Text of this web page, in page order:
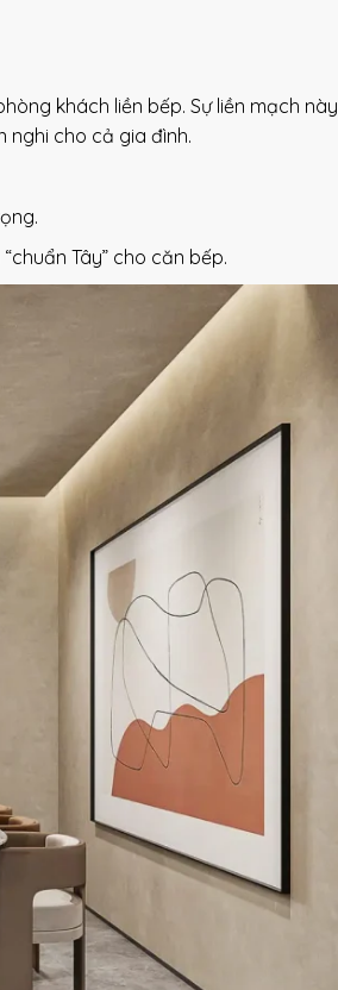
khách liền bếp. Sự liền mạch này
cho cả gia đình.
Tây” cho căn bếp.